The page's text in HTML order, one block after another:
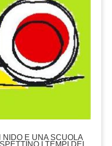
E UNA SCUOLA
I TEMPI DEI